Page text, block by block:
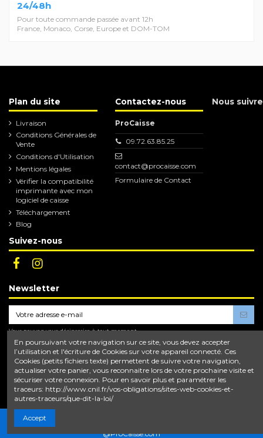
24/48h
Pour toute commande passée avant 12h
France, Monaco, Corse, Europe et DOM-TOM
Plan du site
Livraison
Conditions Générales de
Vente
Conditions d'Utilisation
Mentions légales
Vérifier la compatibilité
imprimante avec mon
logiciel de caisse
Téléchargement
Blog
Contactez-nous
ProCaisse
09.72.63.85.25
contact@procaisse.com
Formulaire de Contact
Nous suivre
Suivez-nous
Newsletter
Vous pouvez vous désinscrire à tout moment.
contact dans les conditions d'utilisation du site.
En vous abonnant, vous acceptez nosconditions d'utilisation et notrepolitique de
confidentialité.
@ProCaisse.com
En poursuivant votre navigation sur ce site, vous devez accepter
l’utilisation et l'écriture de Cookies sur votre appareil connecté. Ces
Cookies (petits fichiers texte) permettent de suivre votre navigation,
actualiser votre panier, vous reconnaitre lors de votre prochaine visite et
sécuriser votre connexion. Pour en savoir plus et paramétrer les
traceurs: http://www.cnil.fr/vos-obligations/sites-web-cookies-et-
autres-traceurs/que-dit-la-loi/
Accept